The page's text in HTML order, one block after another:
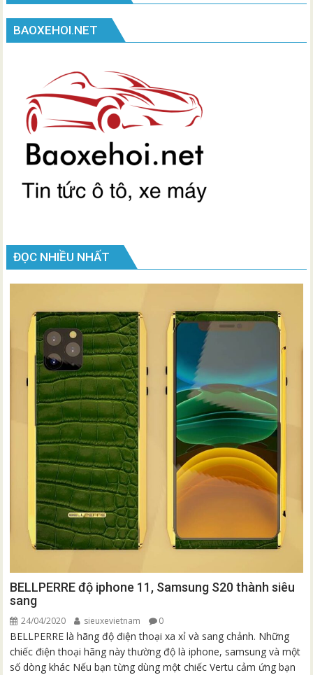
BAOXEHOI.NET
ĐỌC NHIỀU NHẤT
BELLPERRE độ iphone 11, Samsung S20 thành siêu
sang
24/04/2020 sieuxevietnam 0
BELLPERRE là hãng độ điện thoại xa xỉ và sang chảnh. Những
chiếc điện thoại hãng này thường độ là iphone, samsung và một
số dòng khác Nếu bạn từng dùng một chiếc Vertu cảm ứng bạn